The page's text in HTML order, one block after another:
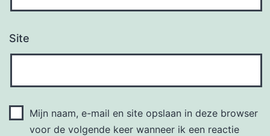
Site
Mijn naam, e-mail en site opslaan in deze browser
voor de volgende keer wanneer ik een reactie